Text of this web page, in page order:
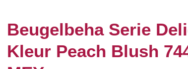
Beugelbeha Serie
Kleur Peach Blush